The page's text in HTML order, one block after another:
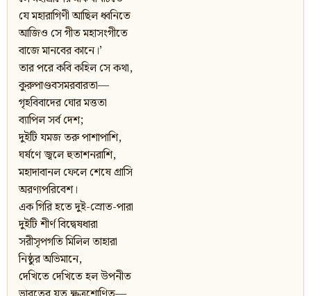
যে মহারাগিণী আছিল ধ্বনিতে
আজিও সে গীত মহাসংগীতে
বাজে মানবের কানে।’
তার পরে কবি কহিল সে কথা,
কুরুপাণ্ডবসমরবারতা—
গৃহবিবাদের ঘোর মত্ততা
ব্যাপিল সর্ব দেশ;
দুইটি যমজ তরু পাশাপাশি,
ঘর্ষণে জ্বলে হুতাশনরাশি,
মহাদাবানল ফেলে শেষে গ্রাসি
অরণ্যপরিবেশ।
এক গিরি হতে দুই-স্রোত-পারা
দুইটি শীর্ণ বিদ্বেষধারা
সরীসৃপগতি মিলিল তাহারা
নিষ্ঠুর অভিমানে,
দেখিতে দেখিতে হল উপনীত